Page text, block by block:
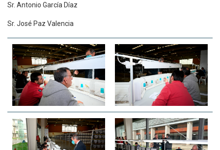
Sr. Antonio García Díaz
Sr. José Paz Valencia